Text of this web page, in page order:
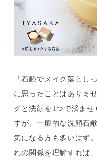
「石鹸でメイク落とし
に思ったことはありま
グと洗顔を1つで済ま
すが、一般的な洗顔石
気になる方も多いはず
れの関係を理解すれば